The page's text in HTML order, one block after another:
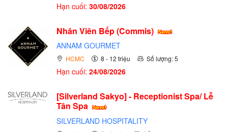
Hạn cuối: 30/08/2026
Nhân Viên Bếp (Commis)
ANNAM GOURMET
HCMC 8 - 12 triệu Số lượng: 5
Hạn cuối: 24/08/2026
[Silverland Sakyo] - Receptionist Spa/ Lễ
Tân Spa
SILVERLAND HOSPITALITY